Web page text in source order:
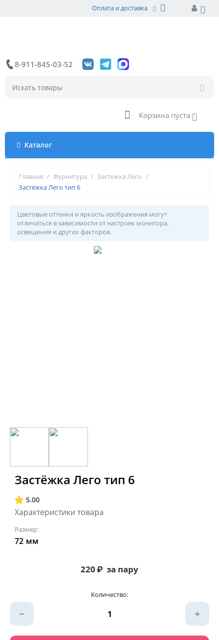
Оплата и доставка
8-911-845-03-52
Корзина пуста
Каталог
Главная / Фурнитура / Застёжка Лего /
Застёжка Лего тип 6
Цветовые оттенки и яркость изображения могут
отличаться в зависимости от настроек монитора,
освещения и других факторов.
Застёжка Лего тип 6
5.00
Характеристики товара
Размер:
72 мм
220₽ за пару
Количество:
+
−